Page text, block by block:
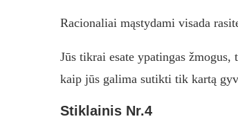
Racionaliai mąstydami visada
Jūs tikrai esate ypatingas
kaip jūs galima sutikti tik kartą
Stiklainis Nr.4